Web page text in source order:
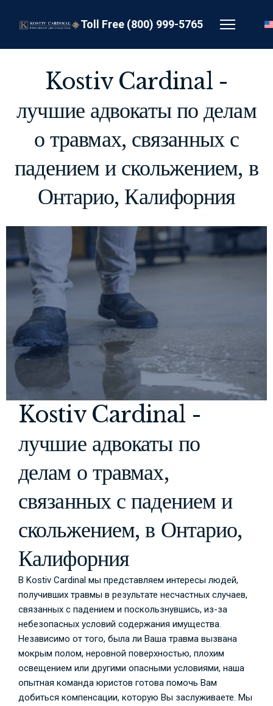
Toll Free (800) 999-5765
Kostiv Cardinal -
лучшие адвокаты по делам
о травмах, связанных с
падением и скольжением, в
Онтарио, Калифорния
Kostiv Cardinal -
лучшие адвокаты по
делам о травмах,
связанных с падением и
скольжением, в Онтарио,
Калифорния
В Kostiv Cardinal мы представляем интересы людей,
получивших травмы в результате несчастных случаев,
связанных с падением и поскользнувшись, из-за
небезопасных условий содержания имущества.
Независимо от того, была ли Ваша травма вызвана
мокрым полом, неровной поверхностью, плохим
освещением или другими опасными условиями, наша
опытная команда юристов готова помочь Вам
добиться компенсации, которую Вы заслуживаете. Мы